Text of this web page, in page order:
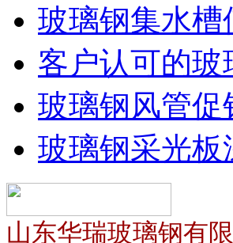
玻璃钢集水
客户认可的
玻璃钢风管促
玻璃钢采光
山东华瑞玻璃钢有